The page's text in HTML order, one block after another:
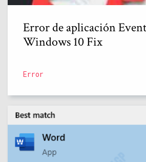
Error de aplicación
Windows 10 Fix
Error